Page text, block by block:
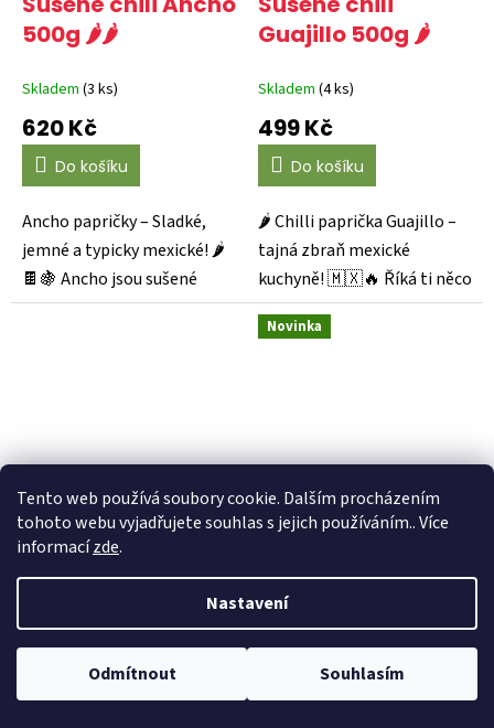
Tento web používá soubory cookie. Dalším procházením
tohoto webu vyjadřujete souhlas s jejich používáním.. Více
informacízde.
Nastavení
Odmítnout Souhlasím
500g 🌶️🌶️
Skladem (3 ks)
620 Kč
Do košíku
Ancho papričky – Sladké,
jemné a typicky mexické! 🌶
🍫🍇 Ancho jsou sušené
papriky odrůdy poblano a...
Guajillo 500g 🌶️
Skladem (4 ks)
499 Kč
Do košíku
🌶️ Chilli paprička Guajillo –
tajná zbraň mexické
kuchyně! 🇲🇽🔥 Říká ti něco
kombinace jemně...
Set na mexickou
fazolovou polévku
255 Kč
Do košíku
Novinka
Salsa Ranchera
250g 🌶️
Skladem
72 Kč
Do košíku